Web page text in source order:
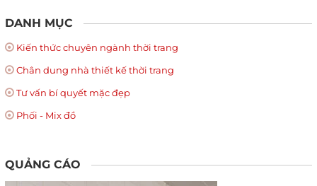
DANH MỤC
Kiến thức chuyên ngành thời trang
Chân dung nhà thiết kế thời trang
Tư vấn bí quyết mặc đẹp
Phối - Mix đồ
QUẢNG CÁO